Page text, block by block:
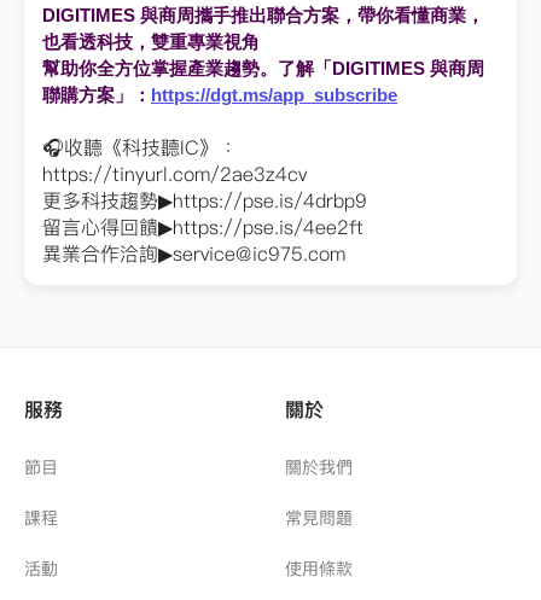
DIGITIMES 與商周攜手推出聯合方案，帶你看懂商業，
也看透科技， 雙重專業視角
幫助你全方位掌握產業趨勢。了解「DIGITIMES 與商周
聯購方案」： https://dgt.ms/app_ subscribe
🎧收聽《科技聽IC》：
https://tinyurl.com/2ae3z4cv
更多科技趨勢▶https://pse.is/4drbp9
留言心得回饋▶https://pse.is/4ee2ft
異業合作洽詢▶service@ic975.com
服務
節目
課程
活動
關於
關於我們
常見問題
使用條款